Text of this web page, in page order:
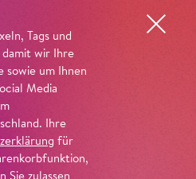
Tags und
damit wir Ihre
sowie um Ihnen
Media
Ihre
für